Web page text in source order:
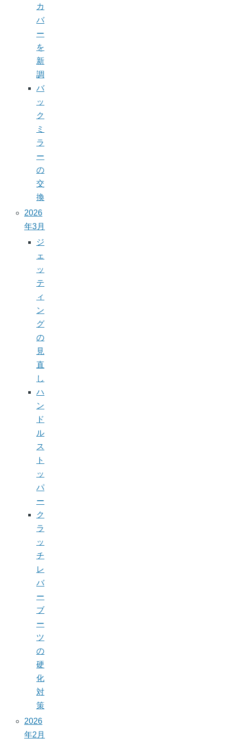
カ
バ
ー
を
新
調
バ
ッ
ク
ミ
ラ
ー
の
交
換
2026
年3月
ジ
ェ
ッ
テ
ィ
ン
グ
の
見
直
し
ハ
ン
ド
ル
ス
ト
ッ
パ
ー
ク
ラ
ッ
チ
レ
バ
ー
ブ
ー
ツ
の
硬
化
対
策
2026
年2月